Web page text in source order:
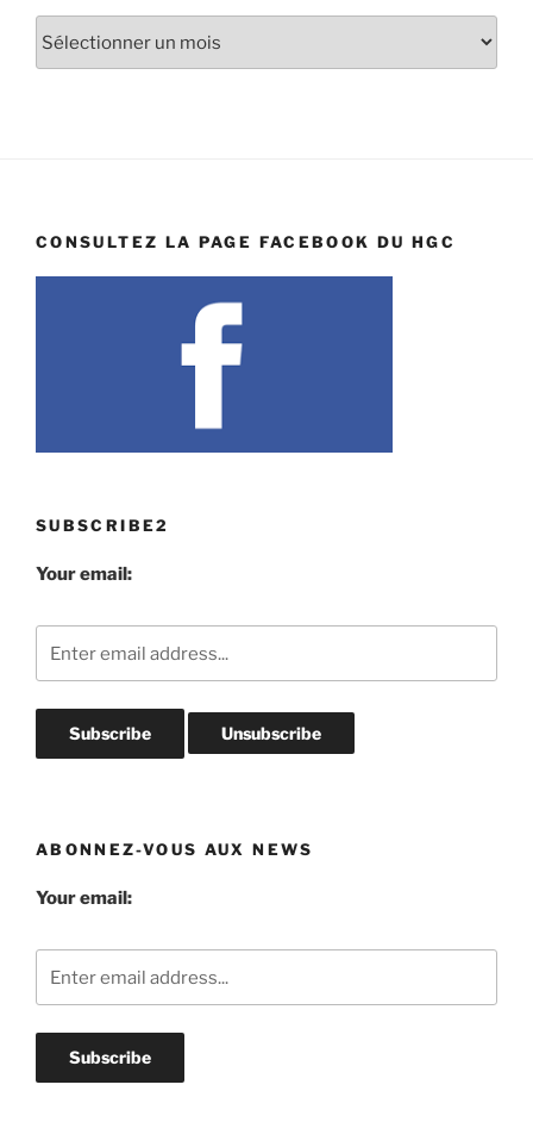
CONSULTEZ LA PAGE FACEBOOK DU HGC
SUBSCRIBE2
Your email:
ABONNEZ-VOUS AUX NEWS
Your email: